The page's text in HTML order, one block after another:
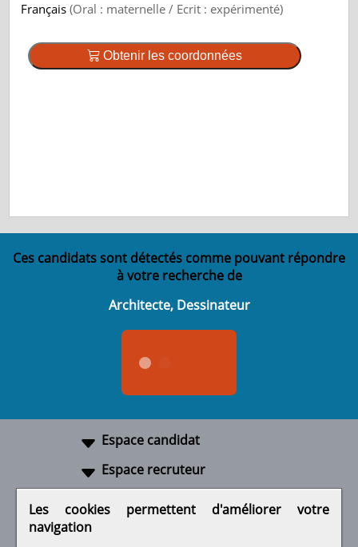
Français(Oral : maternelle / Ecrit : expérimenté)
Obtenir les coordonnées
Ces candidats sont détectés comme pouvant répondre
à votre recherche de
Architecte, Dessinateur
Espace candidat
Espace recruteur
Les cookies permettent d'améliorer votre
navigation